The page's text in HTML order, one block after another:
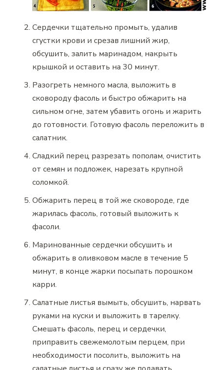
Сердечки тщательно промыть, удалив
сгустки крови и срезав лишний жир,
обсушить, залить маринадом, накрыть
крышкой и оставить на 30 минут.
Разогреть немного масла, выложить в
сковороду фасоль и быстро обжарить на
сильном огне, затем убавить огонь и жарить
до готовности. Готовую фасоль переложить в
салатник.
Сладкий перец разрезать пополам, очистить
от семян и подложек, нарезать крупной
соломкой.
Обжарить перец в той же сковороде, где
жарилась фасоль, готовый выложить к
фасоли.
Маринованные сердечки обсушить и
обжарить в оливковом масле в течение 5
минут, в конце жарки посыпать порошком
карри.
Салатные листья вымыть, обсушить, нарвать
руками на куски и выложить в тарелку.
Смешать фасоль, перец и сердечки,
приправить свежемолотым перцем, при
необходимости посолить, выложить на